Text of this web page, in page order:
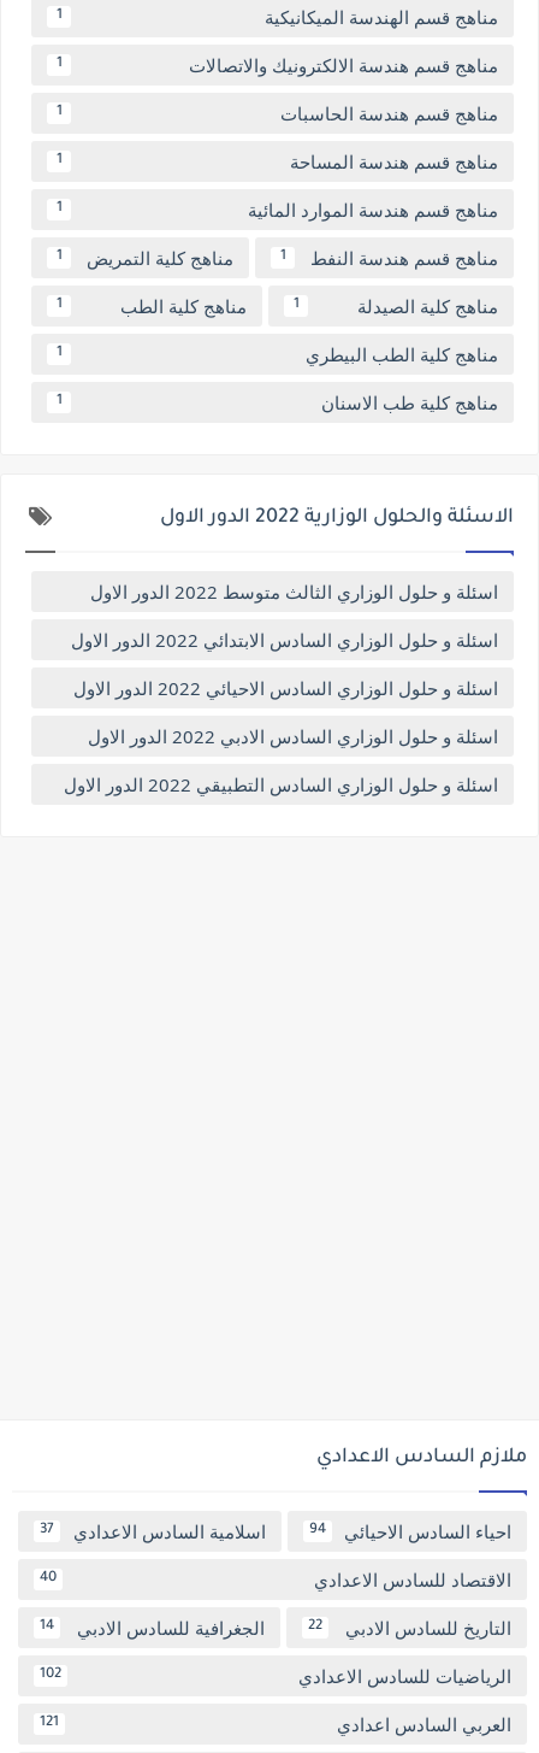
مناهج قسم الهندسة الميكانيكية 1
مناهج قسم هندسة الالكترونيك والاتصالات 1
مناهج قسم هندسة الحاسبات 1
مناهج قسم هندسة المساحة 1
مناهج قسم هندسة الموارد المائية 1
مناهج قسم هندسة النفط 1 مناهج كلية التمريض 1
مناهج كلية الصيدلة 1 مناهج كلية الطب 1
مناهج كلية الطب البيطري 1
مناهج كلية طب الاسنان 1
الاسئلة والحلول الوزارية 2022 الدور الاول
اسئلة و حلول الوزاري الثالث متوسط 2022 الدور الاول
اسئلة و حلول الوزاري السادس الابتدائي 2022 الدور الاول
اسئلة و حلول الوزاري السادس الاحيائي 2022 الدور الاول
اسئلة و حلول الوزاري السادس الادبي 2022 الدور الاول
اسئلة و حلول الوزاري السادس التطبيقي 2022 الدور الاول
ملازم السادس الاعدادي
احياء السادس الاحيائي 94 اسلامية السادس الاعدادي 37
الاقتصاد للسادس الاعدادي 40
التاريخ للسادس الادبي 22 الجغرافية للسادس الادبي 14
الرياضيات للسادس الاعدادي 102
العربي السادس اعدادي 121